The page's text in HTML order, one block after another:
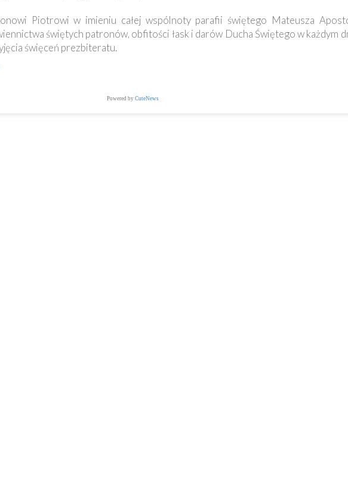
Piotrowi w imieniu całej wspólnoty parafii świętego Mateusza
świętych patronów, obfitości łask i darów Ducha Świętego w każdym
święceń prezbiteratu.
Powered by CuteNews